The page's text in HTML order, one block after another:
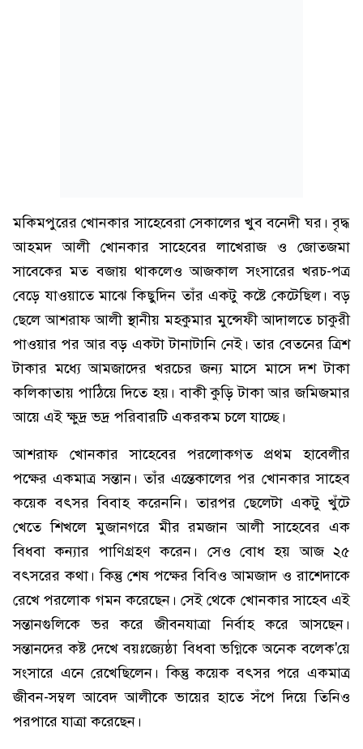
মকিমপুরের খোনকার সাহেবেরা সেকালের খুব বনেদী ঘর। বৃদ্ধ
আহমদ আলী খোনকার সাহেবের লাখেরাজ ও জোতজমা
সাবেকের মত বজায় থাকলেও আজকাল সংসারের খরচ-পত্র
বেড়ে যাওয়াতে মাঝে কিছুদিন তাঁর একটু কষ্টে কেটেছিল। বড়
ছেলে আশরাফ আলী স্থানীয় মহকুমার মুন্সেফী আদালতে চাকুরী
পাওয়ার পর আর বড় একটা টানাটানি নেই। তার বেতনের ত্রিশ
টাকার মধ্যে আমজাদের খরচের জন্য মাসে মাসে দশ টাকা
কলিকাতায় পাঠিয়ে দিতে হয়। বাকী কুড়ি টাকা আর জমিজমার
আয়ে এই ক্ষুদ্র ভদ্র পরিবারটি একরকম চলে যাচ্ছে।
আশরাফ খোনকার সাহেবের পরলোকগত প্রথম হাবেলীর
পক্ষের একমাত্র সন্তান। তাঁর এন্তেকালের পর খোনকার সাহেব
কয়েক বৎসর বিবাহ করেননি। তারপর ছেলেটা একটু খুঁটে
খেতে শিখলে মুজানগরে মীর রমজান আলী সাহেবের এক
বিধবা কন্যার পাণিগ্রহণ করেন। সেও বোধ হয় আজ ২৫
বৎসরের কথা। কিন্তু শেষ পক্ষের বিবিও আমজাদ ও রাশেদাকে
রেখে পরলোক গমন করেছেন। সেই থেকে খোনকার সাহেব এই
সন্তানগুলিকে ভর করে জীবনযাত্রা নির্বাহ করে আসছেন।
সন্তানদের কষ্ট দেখে বয়ঃজ্যেষ্ঠা বিধবা ভগ্নিকে অনেক বলেক'য়ে
সংসারে এনে রেখেছিলেন। কিন্তু কয়েক বৎসর পরে একমাত্র
জীবন-সম্বল আবেদ আলীকে ভায়ের হাতে সঁপে দিয়ে তিনিও
পরপারে যাত্রা করেছেন।